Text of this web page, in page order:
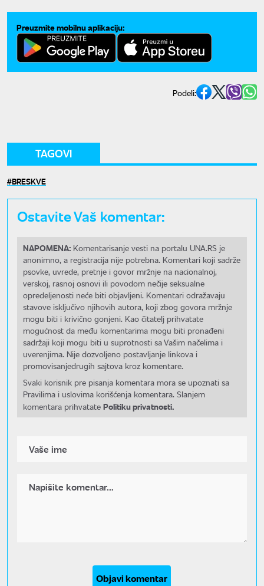
Preuzmite mobilnu aplikaciju:
Podeli:
TAGOVI
BRESKVE
Ostavite Vaš komentar:
NAPOMENA: Komentarisanje vesti na portalu UNA.RS je
anonimno, a registracija nije potrebna. Komentari koji sadrže
psovke, uvrede, pretnje i govor mržnje na nacionalnoj,
verskoj, rasnoj osnovi ili povodom nečije seksualne
opredeljenosti neće biti objavljeni. Komentari odražavaju
stavove isključivo njihovih autora, koji zbog govora mržnje
mogu biti i krivično gonjeni. Kao čitatelj prihvatate
mogućnost da među komentarima mogu biti pronađeni
sadržaji koji mogu biti u suprotnosti sa Vašim načelima i
uverenjima. Nije dozvoljeno postavljanje linkova i
promovisanjedrugih sajtova kroz komentare.
Svaki korisnik pre pisanja komentara mora se upoznati sa
Pravilima i uslovima korišćenja komentara. Slanjem
komentara prihvatate Politiku privatnosti.
Objavi komentar